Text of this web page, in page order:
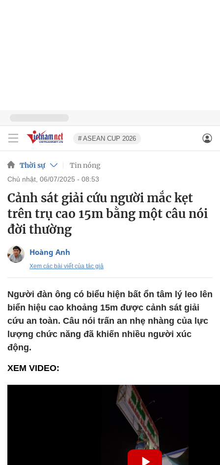
# ASEAN CUP 2026
Thời sự Tin nóng
chủ nhật, 06/07/2025 - 08:53
Cảnh sát giải cứu người mắc kẹt
trên trụ cao 15m bằng một câu nói
đời thường
Hoàng Anh
Xem các bài viết của tác giả
Người đàn ông có biểu hiện bất ổn tâm lý leo lên
biển hiệu cao khoảng 15m được cảnh sát giải
cứu an toàn. Câu nói trấn an nhẹ nhàng của lực
lượng chức năng đã khiến nhiều người xúc
động.
XEM VIDEO: